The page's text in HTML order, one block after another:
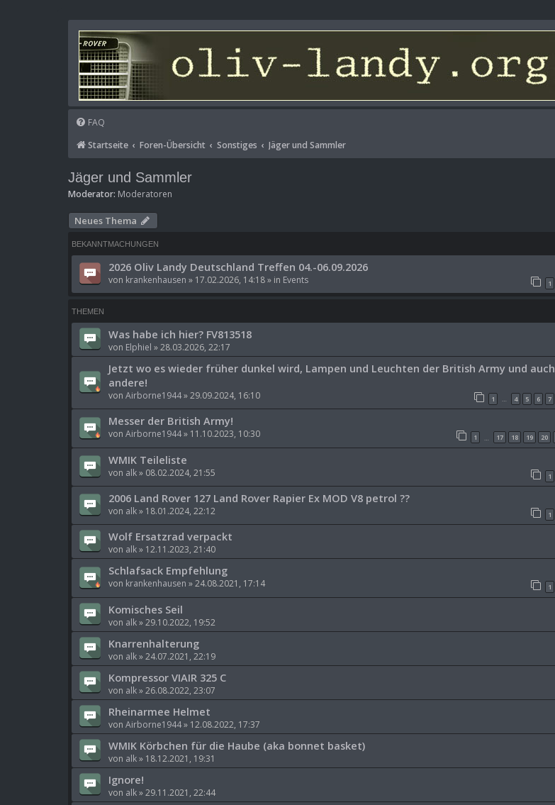
FAQ
Startseite
Foren-Übersicht Sonstiges Jäger und Sammler
Jäger und Sammler
Moderator: Moderatoren
Neues Thema
BEKANNTMACHUNGEN
2026 Oliv Landy Deutschland Treffen 04.-06.09.2026
von krankenhausen » 17.02.2026, 14:18» in Events 1
THEMEN
Was habe ich hier? FV813518
von Elphiel »28.03.2026, 22:17
Jetzt wo es wieder früher dunkel wird, Lampen und Leuchten der British Army und auch
andere!
von Airborne1944»29.09.2024, 16:10 1 … 4 5 6 7
Messer der British Army!
von Airborne1944» 11.10.2023, 10:30 1 … 17 18 19 20
WMIK Teileliste
von alk» 08.02.2024, 21:55 1
2006 Land Rover 127 Land Rover Rapier Ex MOD V8 petrol ??
von alk» 18.01.2024, 22:12 1
Wolf Ersatzrad verpackt
von alk» 12.11.2023, 21:40
Schlafsack Empfehlung
von krankenhausen »24.08.2021, 17:14 1
Komisches Seil
von alk»29.10.2022, 19:52
Knarrenhalterung
von alk»24.07.2021, 22:19
Kompressor VIAIR 325 C
von alk»26.08.2022, 23:07
Rheinarmee Helmet
von Airborne1944» 12.08.2022, 17:37
WMIK Körbchen für die Haube (aka bonnet basket)
von alk» 18.12.2021, 19:31
Ignore!
von alk»29.11.2021, 22:44